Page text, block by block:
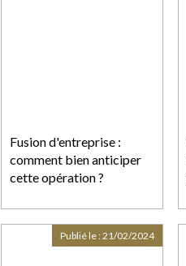
Fusion d'entreprise :
comment bien anticiper
cette opération ?
Publié le :21/02/2024